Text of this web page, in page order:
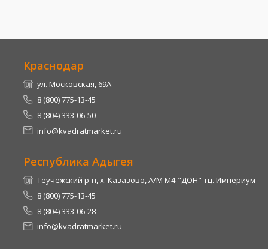
Краснодар
ул. Московская, 69А
8 (800) 775-13-45
8 (804) 333-06-50
info@kvadratmarket.ru
Республика Адыгея
Теучежский р-н, х. Казазово, А/М М4-"ДОН" тц. Империум
8 (800) 775-13-45
8 (804) 333-06-28
info@kvadratmarket.ru